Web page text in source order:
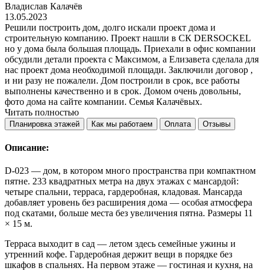
Владислав Калачёв
13.05.2023
Решили построить дом, долго искали проект дома и
строительную компанию. Проект нашли в СК DERSOCKEL
но у дома была большая площадь. Приехали в офис компании
обсудили детали проекта с Максимом, а Елизавета сделала для
нас проект дома необходимой площади. Заключили договор ,
и ни разу не пожалели. Дом построили в срок, все работы
выполнены качественно и в срок. Домом очень довольны,
фото дома на сайте компании. Семья Калачёвых.
Читать полностью
Планировка этажей Как мы работаем Оплата Отзывы
Описание:
D-023 — дом, в котором много пространства при компактном
пятне. 233 квадратных метра на двух этажах с мансардой:
четыре спальни, терраса, гардеробная, кладовая. Мансарда
добавляет уровень без расширения дома — особая атмосфера
под скатами, больше места без увеличения пятна. Размеры 11
× 15 м.
Терраса выходит в сад — летом здесь семейные ужины и
утренний кофе. Гардеробная держит вещи в порядке без
шкафов в спальнях. На первом этаже — гостиная и кухня, на